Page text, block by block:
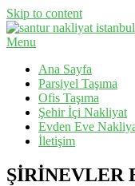
Skip to content
Santur
Menu
Ana Sayfa
Parsiyel Taşıma
Ofis Taşıma
Şehir İçi Nakliyat
Evden Eve
İletişim
ŞİRİNEVLER